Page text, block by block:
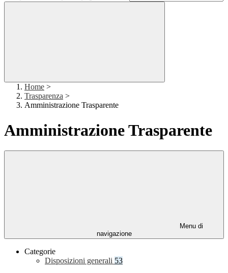
Home >
Trasparenza >
Amministrazione Trasparente
Amministrazione Trasparente
Menu di
navigazione
Categorie
Disposizioni generali 53